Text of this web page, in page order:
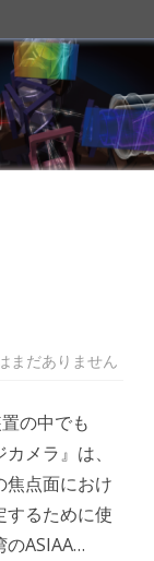
まだありません
の中でも
カメラ』は、
焦点面におけ
するために使
のASIAA…